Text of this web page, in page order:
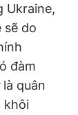
Ukraine,
sẽ do
đàm
quân
khôi